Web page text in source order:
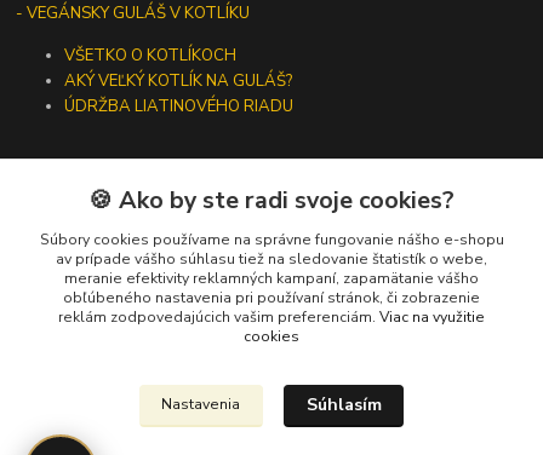
- VEGÁNSKY GULÁŠ V KOTLÍKU
VŠETKO O KOTLÍKOCH
AKÝ VEĽKÝ KOTLÍK NA GULÁŠ?
ÚDRŽBA LIATINOVÉHO RIADU
Kontakty
+421 919 275 553
(Po-Pia, 10-13 hod.)
🍪 Ako by ste radi svoje cookies?
Súbory cookies používame na správne fungovanie nášho e-shopu
av prípade vášho súhlasu tiež na sledovanie štatistík o webe,
meranie efektivity reklamných kampaní, zapamätanie vášho
obľúbeného nastavenia pri používaní stránok, či zobrazenie
reklám zodpovedajúcich vašim preferenciám. Viac na využitie
cookies
Nastavenia Súhlasím